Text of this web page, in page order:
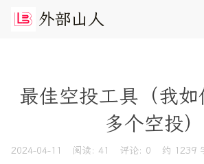
外部山 人
最佳空投工具（我
多个空投）
2024-04-11 阅读: 41 评论: 0 约 1239